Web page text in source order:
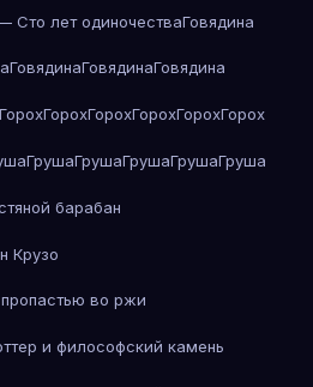
Сто лет одиночестваГовядина
ГовядинаГовядинаГовядина
ГорохГорохГорохГорохГорохГорох
ГрушаГрушаГрушаГрушаГруша
барабан
Крузо
во ржи
и философский камень